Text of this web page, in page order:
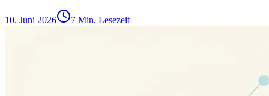
10. Juni 2026 7 Min. Lesezeit